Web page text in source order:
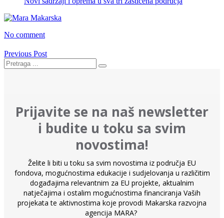
No comment
Previous Post
Prijavite se na naš newsletter
i budite u toku sa svim
novostima!
Želite li biti u toku sa svim novostima iz područja EU
fondova, mogućnostima edukacije i sudjelovanja u različitim
događajima relevantnim za EU projekte, aktualnim
natječajima i ostalim mogućnostima financiranja Vaših
projekata te aktivnostima koje provodi Makarska razvojna
agencija MARA?